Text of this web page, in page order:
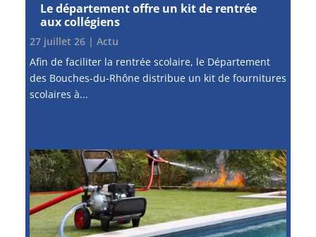
Le département offre un kit de rentrée
aux collégiens
27 juillet 26| Actu
Afin de faciliter la rentrée scolaire, le Département
des Bouches-du-Rhône distribue un kit de fournitures
scolaires à...